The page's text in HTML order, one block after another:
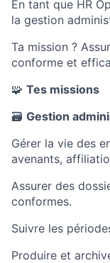
En tant que HR
la gestion
Ta mission ?
conforme et
🧩 Tes missions
🗃️ Gestion
Gérer la vie des
avenants,
Assurer des
conformes.
Suivre les
Produire et